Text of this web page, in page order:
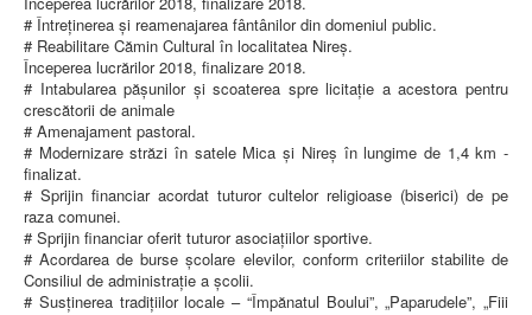
# Întreținerea și reamenajarea fântânilor din domeniul public.
# Reabilitare Cămin Cultural în localitatea Nireș.
Începerea lucrărilor 2018, finalizare 2018.
# Intabularea pășunilor și scoaterea spre licitație a acestora pentru
crescătorii de animale
# Amenajament pastoral.
# Modernizare străzi în satele Mica și Nireș în lungime de 1,4 km -
finalizat.
# Sprijin financiar acordat tuturor cultelor religioase (biserici) de pe
raza comunei.
# Sprijin financiar oferit tuturor asociațiilor sportive.
# Acordarea de burse școlare elevilor, conform criteriilor stabilite de
Consiliul de administrație a școlii.
# Susținerea tradițiilor locale – “Împănatul Boului”, „Paparudele”, „Fiii